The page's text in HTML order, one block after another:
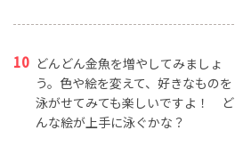
どんどん金魚を増やしてみましょ
う。色や絵を変えて、好きなものを
泳がせてみても楽しいですよ！ ど
んな絵が上手に泳ぐかな？